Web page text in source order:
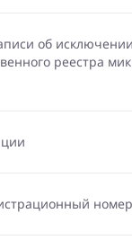
об
реестра
номер